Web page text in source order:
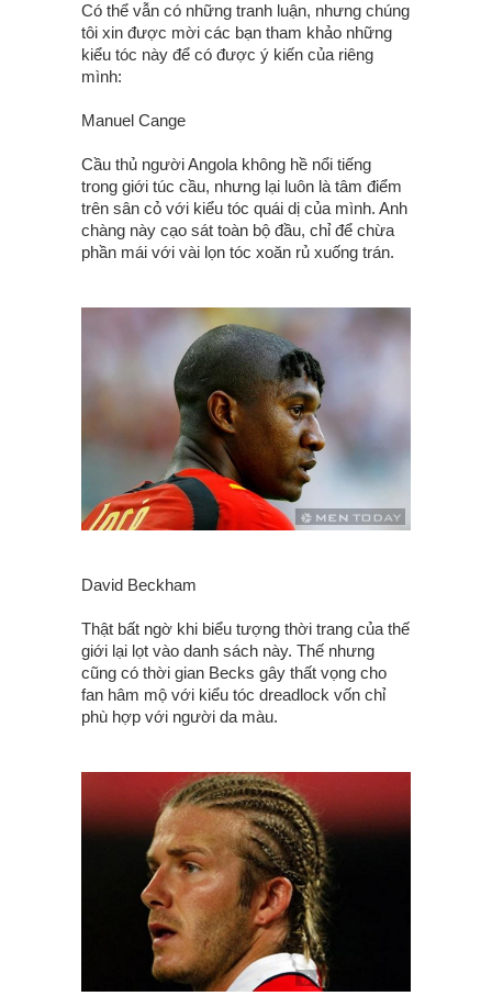
Có thể vẫn có những tranh luận, nhưng chúng
tôi xin được mời các bạn tham khảo những
kiểu tóc này để có được ý kiến của riêng
mình:
Manuel Cange
Cầu thủ người Angola không hề nổi tiếng
trong giới túc cầu, nhưng lại luôn là tâm điểm
trên sân cỏ với kiểu tóc quái dị của mình. Anh
chàng này cạo sát toàn bộ đầu, chỉ để chừa
phần mái với vài lọn tóc xoăn rủ xuống trán.
David Beckham
Thật bất ngờ khi biểu tượng thời trang của thế
giới lại lọt vào danh sách này. Thế nhưng
cũng có thời gian Becks gây thất vọng cho
fan hâm mộ với kiểu tóc dreadlock vốn chỉ
phù hợp với người da màu.